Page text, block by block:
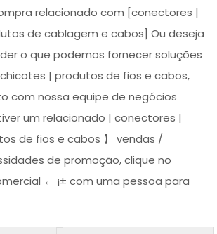
relacionado com [conectores |
de cablagem e cabos] Ou deseja
o que podemos fornecer soluções
| produtos de fios e cabos,
com nossa equipe de negócios
um relacionado | conectores |
de fios e cabos 】 vendas /
de promoção, clique no
← ¡± com uma pessoa para